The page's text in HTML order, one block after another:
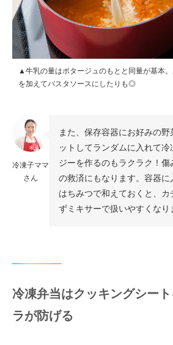
▲牛乳の量はポタージュのもとと同量が基本
を加えてパスタソースにしたりも◎
冷凍子ママ
さん
また、保存容器にお好みの野
ットしてランダムに入れて
ジーを作るのもラクラク！傷
の救済にもなります。容器に
はちみつで和えておくと、
ずミキサーで扱いやすくなり
冷凍弁当はクッキングシー
ラが防げる